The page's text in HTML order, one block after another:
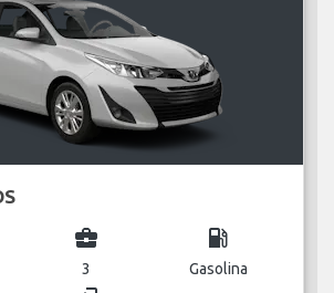
business_center
3
local_gas_station
Gasolina